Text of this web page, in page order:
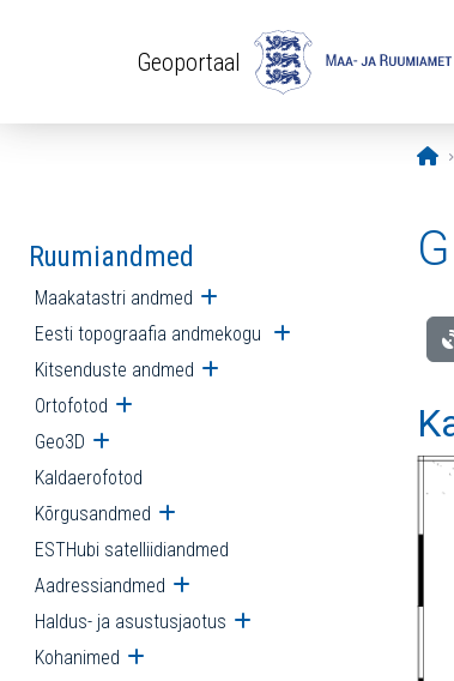
Geoportaal
Ruumiandmed
Maakatastri andmed Ava alammenüü
Eesti topograafia andmekogu Ava alammenüü
Kitsenduste andmed Ava alammenüü
Ortofotod Ava alammenüü
Geo3D Ava alammenüü
Kaldaerofotod
Kõrgusandmed Ava alammenüü
ESTHubi satelliidiandmed
Aadressiandmed Ava alammenüü
Haldus- ja asustusjaotus Ava alammenüü
Kohanimed Ava alammenüü